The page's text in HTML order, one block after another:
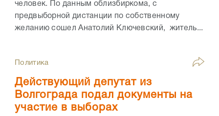
человек. По данным облизбиркома, с
предвыборной дистанции по собственному
желанию сошел Анатолий Ключевский, житель...
Политика
Действующий депутат из
Волгограда подал документы на
участие в выборах